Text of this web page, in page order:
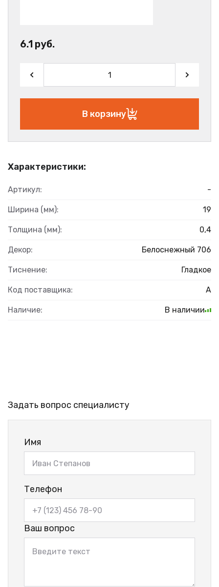
Характеристики:
Артикул: -
Ширина (мм): 19
Толщина (мм): 0,4
Декор: Белоснежный 706
Тиснение: Гладкое
Код поставщика: А
Наличие: В наличии
6.1 руб.
В корзину
Задать вопрос специалисту
Имя
Телефон
Ваш вопрос